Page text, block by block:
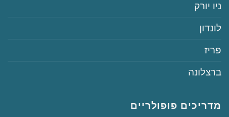
‏ניו יורק
‏לונדון
‏פריז
‏ברצלונה
מדריכים פופולריים